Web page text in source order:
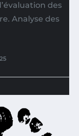
des
Analyse des